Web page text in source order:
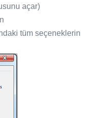
açar)
tüm seçeneklerin